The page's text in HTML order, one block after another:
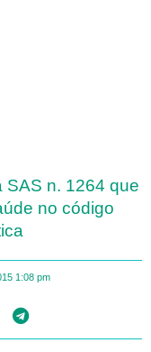
SAS n. 1264 que
no código
1:08 pm